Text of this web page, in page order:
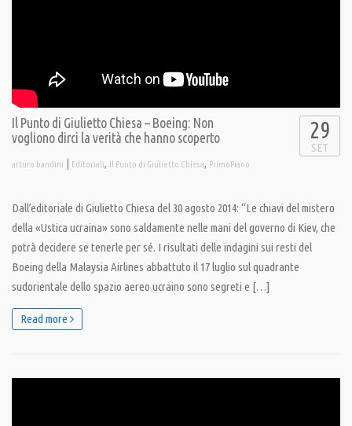
Il Punto di Giulietto Chiesa – Boeing: Non
vogliono dirci la verità che hanno scoperto
arturo bandini | Editoriali, Il Punto di Giulietto Chiesa, PrimoPiano
29
SET
Dall’editoriale di Giulietto Chiesa del 30 agosto 2014: “Le chiavi del mistero
della «Ustica ucraina» sono saldamente nelle mani del governo di Kiev, che
potrà decidere se tenerle per sé. I risultati delle indagini sui resti del
Boeing della Malaysia Airlines abbattuto il 17 luglio sul quadrante
sudorientale dello spazio aereo ucraino sono segreti e […]
Read more